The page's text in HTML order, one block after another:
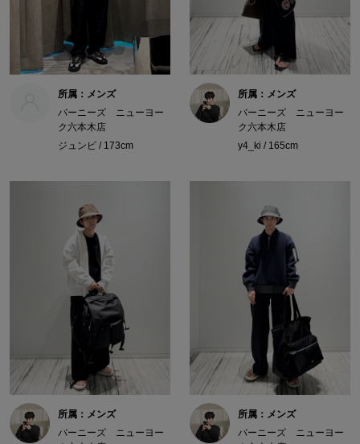
所属：メンズ
バーニーズ ニューヨー
ク六本木店
ジュンピ / 173cm
所属：メンズ
バーニーズ ニューヨー
ク六本木店
y4_ki / 165cm
所属：メンズ
バーニーズ ニューヨー
所属：メンズ
バーニーズ ニューヨー